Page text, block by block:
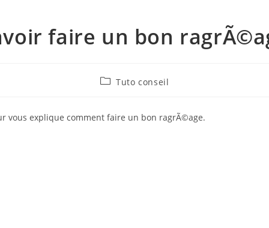
faire un bon
Tuto conseil
vous explique comment faire un bon ragrÃ©age.